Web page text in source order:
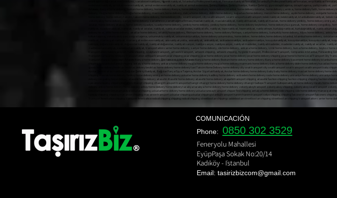
COMUNICACIÓN
Phone: 0850 302 3529
Feneryolu Mahallesi
EyüpPaşa Sokak No:20/14
Kadıköy - İstanbul
Email: tasirizbizcom@gmail.com
gültepe makliye mecidiyeköy nakliyat mediciyeköy nakliye moving state nakliyat üsküdar nakliye firmaları esentepe ortaköy nakliyat üsküdar nakliye Şişli evden eve nakliyat şehir içi nakliye